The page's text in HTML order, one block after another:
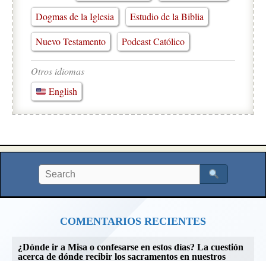
Dogmas de la Iglesia
Estudio de la Biblia
Nuevo Testamento
Podcast Católico
Otros idiomas
English
COMENTARIOS RECIENTES
¿Dónde ir a Misa o confesarse en estos días? La cuestión
acerca de dónde recibir los sacramentos en nuestros